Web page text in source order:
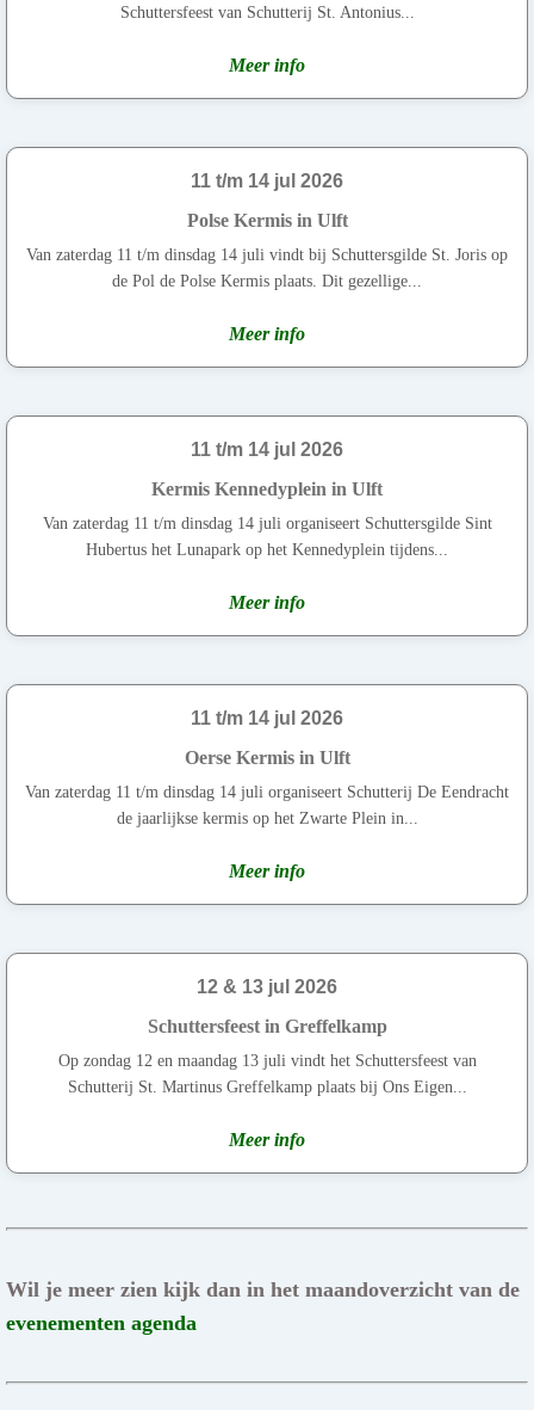
Schuttersfeest van Schutterij St. Antonius...
Meer info
11 t/m 14 jul 2026
Polse Kermis in Ulft
Van zaterdag 11 t/m dinsdag 14 juli vindt bij Schuttersgilde St. Joris op
de Pol de Polse Kermis plaats. Dit gezellige...
Meer info
11 t/m 14 jul 2026
Kermis Kennedyplein in Ulft
Van zaterdag 11 t/m dinsdag 14 juli organiseert Schuttersgilde Sint
Hubertus het Lunapark op het Kennedyplein tijdens...
Meer info
11 t/m 14 jul 2026
Oerse Kermis in Ulft
Van zaterdag 11 t/m dinsdag 14 juli organiseert Schutterij De Eendracht
de jaarlijkse kermis op het Zwarte Plein in...
Meer info
12 & 13 jul 2026
Schuttersfeest in Greffelkamp
Op zondag 12 en maandag 13 juli vindt het Schuttersfeest van
Schutterij St. Martinus Greffelkamp plaats bij Ons Eigen...
Meer info
Wil je meer zien kijk dan in het maandoverzicht van de
evenementen agenda